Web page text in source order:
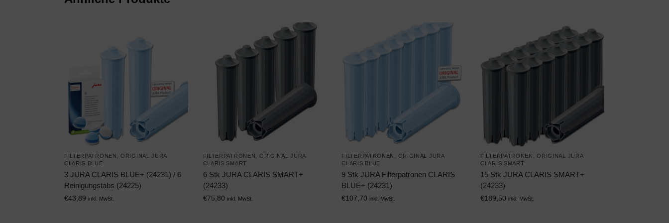
FILTERPATRONEN ,ORIGINAL JURA
CLARIS BLUE
3 JURA CLARIS BLUE+ (24231) / 6
Reinigungstabs (24225)
€43,89 inkl. MwSt.
FILTERPATRONEN
ORIGINAL JURA
CLARIS SMART
6 Stk JURA CLARIS SMART+
(24233)
€75,80 inkl. MwSt.
FILTERPATRONEN
ORIGINAL JURA
CLARIS BLUE
9 Stk JURA Filterpatronen CLARIS
BLUE+ (24231)
€107,70 inkl. MwSt.
FILTERPATRONEN ,ORIGINAL JURA
CLARIS SMART
15 Stk JURA CLARIS SMART+
(24233)
€189,50 inkl. MwSt.